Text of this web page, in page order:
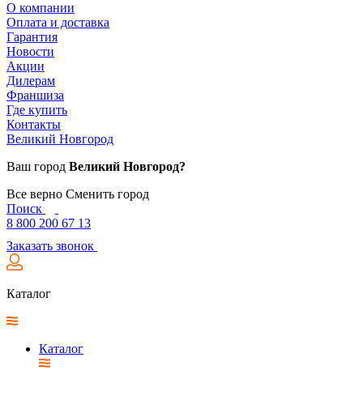
О компании
Оплата и доставка
Гарантия
Новости
Акции
Дилерам
Франшиза
Где купить
Контакты
Великий Новгород
Ваш город Великий Новгород?
Все верно Сменить город
Поиск
8 800 200 67 13
Заказать звонок
Каталог
Каталог